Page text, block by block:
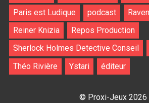
Paris est Ludique
podcast
Reiner Knizia
Repos Production
Sherlock Holmes Detective Conseil
Théo Rivière
Ystari éditeur
© Proxi-Jeux 2026